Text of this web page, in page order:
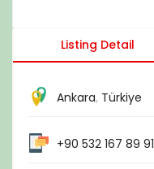
Listing Detail
Ankara, Türkiye
+90 532 167 89 91